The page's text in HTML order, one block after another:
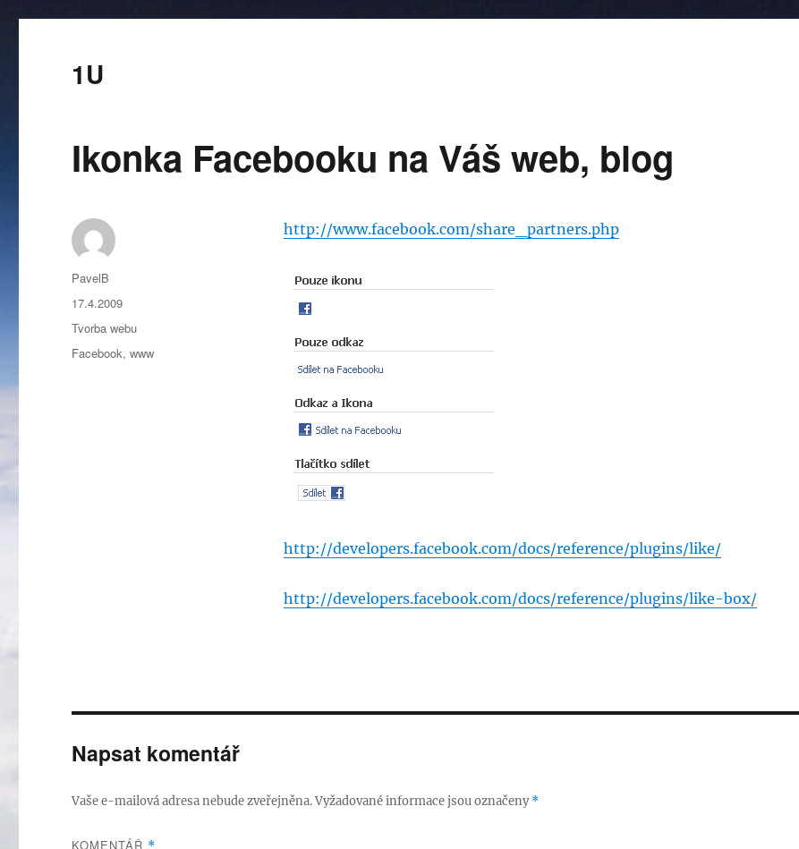
1U
Ikonka Facebooku na Váš web, blog
http://www.facebook.com/share_partners.php
http://developers.facebook.com/docs/reference/plugins/like/
http://developers.facebook.com/docs/reference/plugins/like-box/
Autor:
PavelB
Publikováno:
17.4.2009
Rubriky:
Tvorba webu
Štítky:
Facebook,www
Napsat komentář
Vaše e-mailová adresa nebude zveřejněna.Vyžadované informace jsou označeny*
KOMENTÁŘ *